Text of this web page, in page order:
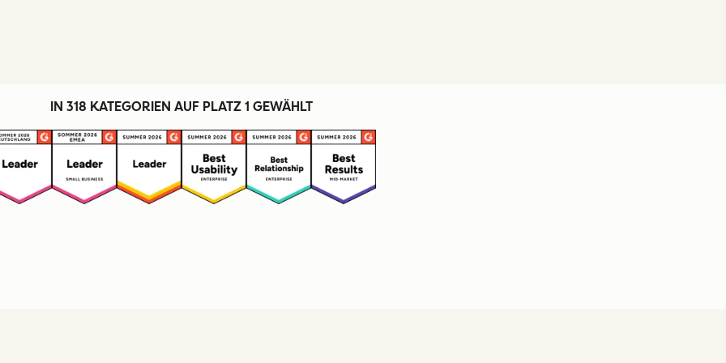
IN 318 KATEGORIEN AUF PLATZ 1 GEWÄHLT